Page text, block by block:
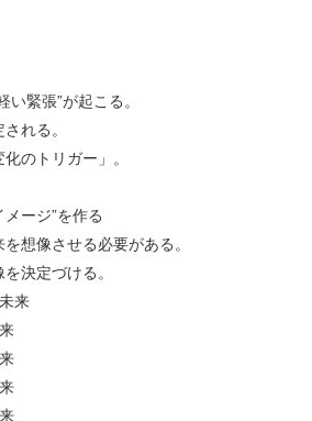
い緊張”が起こる。
れる。
のトリガー」。
メージ”を作る
想像させる必要がある。
決定づける。
来